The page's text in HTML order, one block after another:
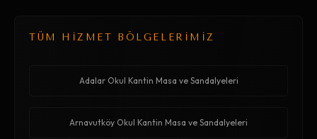
TÜM HİZMET BÖLGELERİMİZ
Adalar Okul Kantin Masa ve Sandalyeleri
Arnavutköy Okul Kantin Masa ve Sandalyeleri